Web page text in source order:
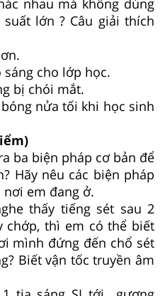
lớn ? Câu giải thích
sáng cho lớp học.
bị chói mắt.
nửa tối khi học sinh
ba biện pháp cơ bản để
Hãy nêu các biện pháp
em đang ở.
thấy tiếng sét sau 2
chớp, thì em có thể biết
mình đứng đến chổ sét
Biết vận tốc truyền âm